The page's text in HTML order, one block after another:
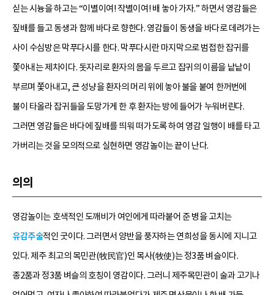
싣는 시늉을 하고는 “이별이여! 작별이여! 배 놓아 가자.” 하면서 영감들은
짚배를 들고 동생과 함께 바다로 향한다. 영감들이 동생을 바다로 데려가는
사이 수심방은 막푸다시를 한다. 막푸다시란 마지막으로 범접한 잡귀를
쫓아내는 제차이다. 돗자리로 환자의 몸을 두르고 잡귀의 이름을 낱낱이
부르며 쫓아내고, 큰 성냥을 환자의 머리 위에 놓아 불을 붙여 한꺼번에
불이 타올라 잡귀들을 도망가게 한 후 환자는 방에 들어가 누워버린다.
그러면 영감들은 바다에 짚배를 띄워 떠가도록 하여 영감 일행이 배를 타고
가버리는 것을 모의적으로 실현하면 영감놀이는 끝이 난다.
의의
영감놀이는 호색적인 도깨비가 여인에게 따라붙어 준 병을 고치는
유감주술적인 굿이다. 그러면서 양반을 풍자하는 연희성을 동시에 지니고
있다. 제주 최고의 목민관(牧民官)인 목사(牧使)는 정3품 벼슬이다.
종2품과 정3품 벼슬의 호칭이 영감이다. 그러니 제주목민관이 술과 고기나